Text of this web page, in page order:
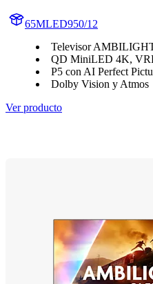
65MLED950/12
Televisor
QD MiniLED 4K,
P5 con AI Perfect
Dolby Vision y Atmos
Ver producto